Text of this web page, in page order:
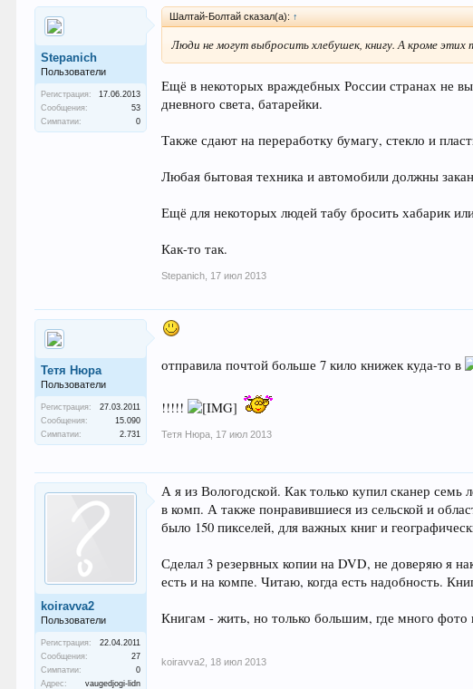
Stepanich
Пользователи
Регистрация:
17.06.2013
Сообщения:
53
Симпатии:
0
Шалтай-Болтай сказал(а): ↑
Люди не могут выбросить хлебушек, книгу. А кроме
Ещё в некоторых враждебных России странах не
дневного света, батарейки.
Также сдают на переработку бумагу, стекло и
Любая бытовая техника и автомобили должны
Ещё для некоторых людей табу бросить хабарик
Как-то так.
Stepanich 17 июл 2013
Тетя Нюра
Пользователи
Регистрация:
27.03.2011
Сообщения:
15.090
Симпатии:
2.731
отправила почтой больше 7 кило книжек куда-то в
!!!!!
Тетя Нюра 17 июл 2013
koiravva2
Пользователи
Регистрация:
22.04.2011
Сообщения:
27
Симпатии:
0
Адрес:
vaugedjogi-lidn
А я из Вологодской. Как только купил сканер семь
в комп. А также понравившиеся из сельской и
было 150 пикселей, для важных книг и
Сделал 3 резервных копии на DVD, не доверяю я
есть и на компе. Читаю, когда есть надобность.
Книгам - жить, но только большим, где много
koiravva2 18 июл 2013